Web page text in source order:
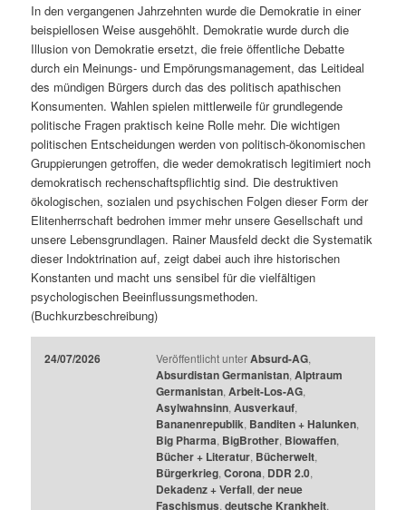
In den vergangenen Jahrzehnten wurde die Demokratie in einer
beispiellosen Weise ausgehöhlt. Demokratie wurde durch die
Illusion von Demokratie ersetzt, die freie öffentliche Debatte
durch ein Meinungs- und Empörungsmanagement, das Leitideal
des mündigen Bürgers durch das des politisch apathischen
Konsumenten. Wahlen spielen mittlerweile für grundlegende
politische Fragen praktisch keine Rolle mehr. Die wichtigen
politischen Entscheidungen werden von politisch-ökonomischen
Gruppierungen getroffen, die weder demokratisch legitimiert noch
demokratisch rechenschaftspflichtig sind. Die destruktiven
ökologischen, sozialen und psychischen Folgen dieser Form der
Elitenherrschaft bedrohen immer mehr unsere Gesellschaft und
unsere Lebensgrundlagen. Rainer Mausfeld deckt die Systematik
dieser Indoktrination auf, zeigt dabei auch ihre historischen
Konstanten und macht uns sensibel für die vielfältigen
psychologischen Beeinflussungsmethoden.
(Buchkurzbeschreibung)
24/07/2026 Veröffentlicht unter Absurd-AG,
Absurdistan Germanistan, Alptraum
Germanistan, Arbeit-Los-AG,
Asylwahnsinn, Ausverkauf,
Bananenrepublik, Banditen + Halunken,
Big Pharma, BigBrother, Biowaffen,
Bücher + Literatur, Bücherwelt,
Bürgerkrieg, Corona, DDR 2.0,
Dekadenz + Verfall, der neue
Faschismus, deutsche Krankheit,